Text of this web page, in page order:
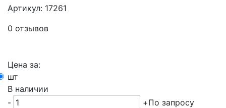
Артикул: 17261
0 отзывов
Цена за:
шт
В наличии
-
+По запросу